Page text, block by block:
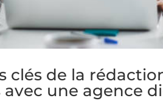
clés de la
une agence